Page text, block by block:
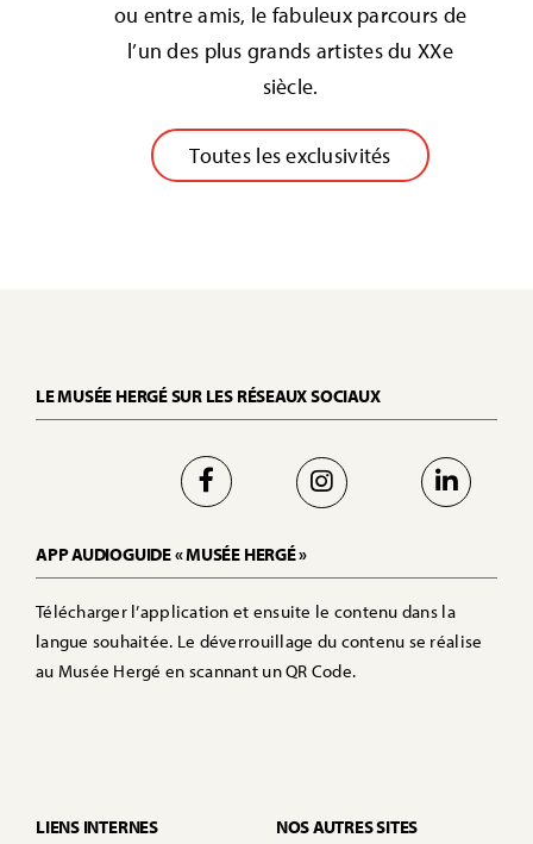
ou entre amis, le fabuleux parcours de
l’un des plus grands artistes du XXe
siècle.
Toutes les exclusivités
LE MUSÉE HERGÉ SUR LES RÉSEAUX SOCIAUX
APP AUDIOGUIDE « MUSÉE HERGÉ »
Télécharger l’application et ensuite le contenu dans la
langue souhaitée. Le déverrouillage du contenu se réalise
au Musée Hergé en scannant un QR Code.
LIENS INTERNES NOS AUTRES SITES